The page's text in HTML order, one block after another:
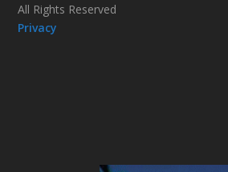
All Rights Reserved
Privacy